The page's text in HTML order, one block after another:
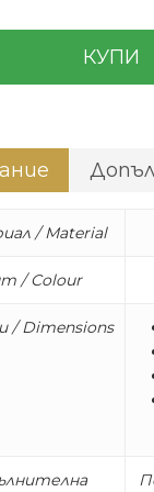
КУПИ
/ Material
/ Colour
/ Dimensions